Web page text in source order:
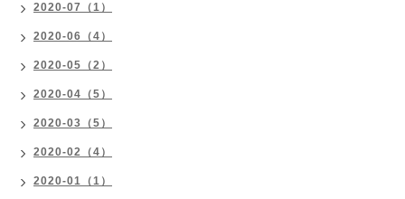
2020-07（1）
2020-06（4）
2020-05（2）
2020-04（5）
2020-03（5）
2020-02（4）
2020-01（1）